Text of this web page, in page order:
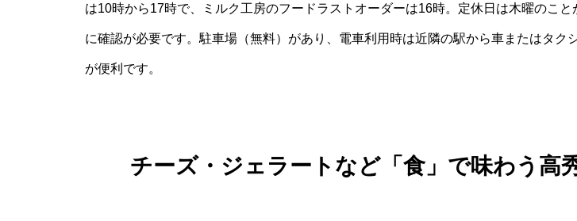
は10時から17時で、ミルク工房のフードラストオーダーは16時。定休日は木曜のこと
に確認が必要です。駐車場（無料）があり、電車利用時は近隣の駅から車またはタク
が便利です。
チーズ・ジェラートなど「食」で味わう高